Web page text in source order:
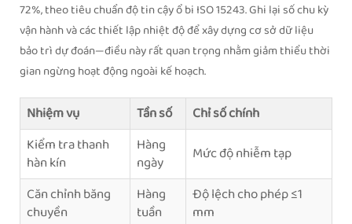
72%, theo tiêu chuẩn độ tin cậy ổ bi ISO 15243. Ghi lại số chu kỳ
vận hành và các thiết lập nhiệt độ để xây dựng cơ sở dữ liệu
bảo trì dự đoán—điều này rất quan trọng nhằm giảm thiểu thời
gian ngừng hoạt động ngoài kế hoạch.
Nhiệm vụ Tần số
Chỉ số chính
Kiểm tra thanh
hàn kín
Hàng
ngày
Mức độ nhiễm tạp
Căn chỉnh băng
chuyền
Hàng
tuần
Độ lệch cho phép ≤1
mm